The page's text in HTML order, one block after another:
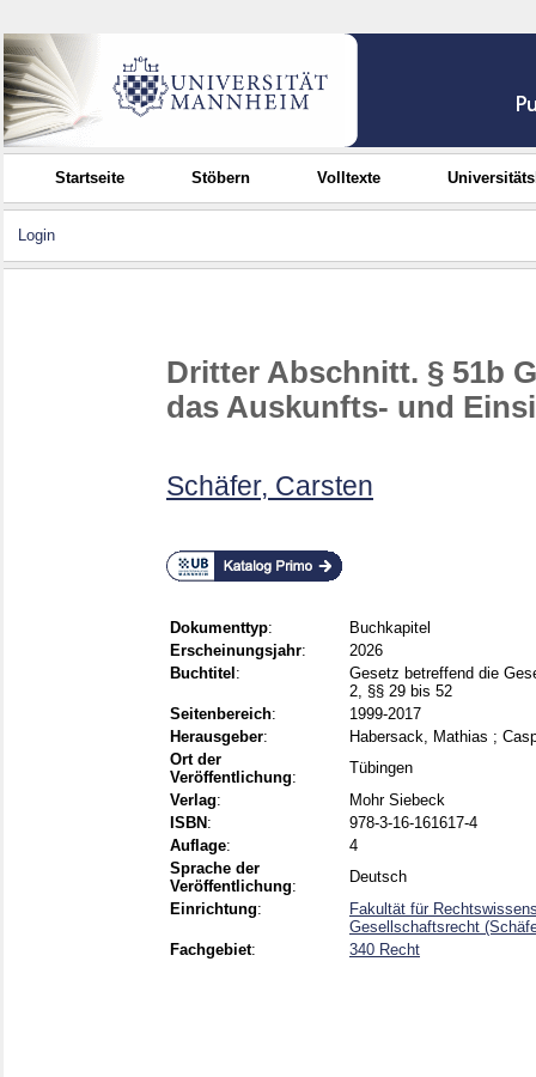
Startseite Stöbern Volltexte
Login
Dritter Abschnitt. § 51b
das Auskunfts- und
Schäfer, Carsten
Dokumenttyp:
Buchkapitel
Erscheinungsjahr:
2026
Buchtitel :
Gesetz betreffend die
2, §§ 29 bis 52
Seitenbereich:
1999-2017
Herausgeber: Habersack, Mathias ;
Ort der
Veröffentlichung:
Tübingen
Verlag:
Mohr Siebeck
ISBN :
978-3-16-161617-4
Auflage:
4
Sprache der
Veröffentlichung:
Deutsch
Einrichtung:
Fakultät für
Gesellschaftsrecht
Fachgebiet: 340 Recht